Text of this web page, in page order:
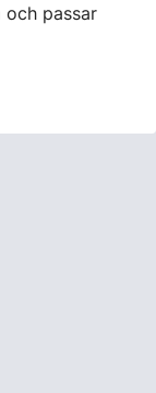
passar